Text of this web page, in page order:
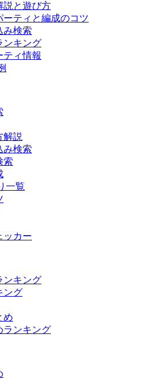
説と遊び方
ティと編成のコツ
み検索
ンキング
ティ情報
解説
み検索
索
一覧
ッカー
ンキング
ング
め
ランキング